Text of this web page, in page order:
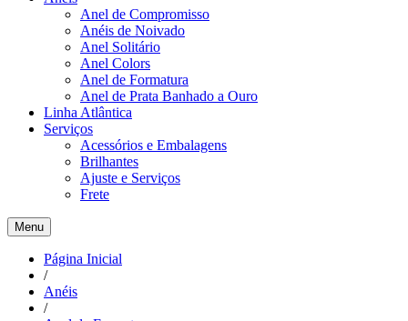
Anel de Compromisso
Anéis de Noivado
Anel Solitário
Anel Colors
Anel de Formatura
Anel de Prata Banhado a Ouro
Linha Atlântica
Serviços
Acessórios e Embalagens
Brilhantes
Ajuste e Serviços
Frete
Menu
Página Inicial
/
Anéis
/